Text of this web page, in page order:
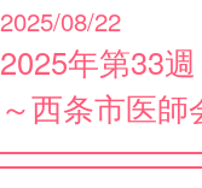
2025/08/22
2025年第33週
～西条市医師